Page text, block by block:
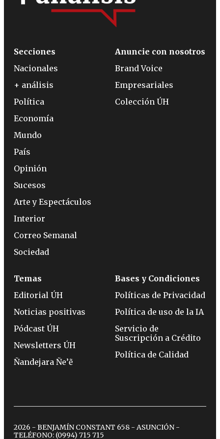
Secciones
Nacionales
+ análisis
Política
Economía
Mundo
País
Opinión
Sucesos
Arte y Espectáculos
Interior
Correo Semanal
Sociedad
Anuncie con nosotros
Brand Voice
Empresariales
Colección ÚH
Temas
Editorial ÚH
Noticias positivas
Pódcast ÚH
Newsletters ÚH
Ñandejara Ñe’ẽ
Bases y Condiciones
Políticas de Privacidad
Política de uso de la IA
Servicio de
Suscripción a Crédito
Política de Calidad
2026 - BENJAMÍN CONSTANT 658 - ASUNCIÓN -
TELÉFONO: (0994) 715 715